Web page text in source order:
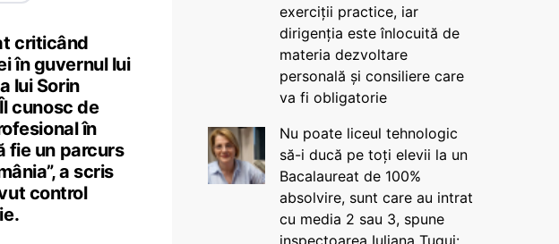
criticând
în guvernul lui
lui Sorin
cunosc de
în
fie un parcurs
a scris
control
exerciții practice, iar
dirigenția este înlocuită de
materia dezvoltare
personală și consiliere care
va fi obligatorie
Nu poate liceul tehnologic
să-i ducă pe toți elevii la un
Bacalaureat de 100%
absolvire, sunt care au intrat
cu media 2 sau 3, spune
inspectoarea Iuliana Țugui: